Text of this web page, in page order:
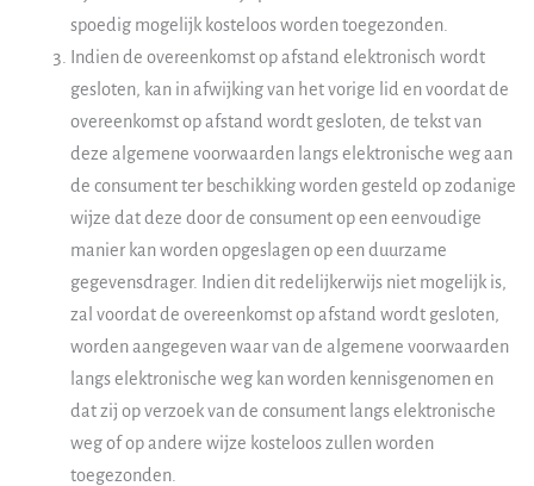
spoedig mogelijk kosteloos worden toegezonden.
Indien de overeenkomst op afstand elektronisch wordt
gesloten, kan in afwijking van het vorige lid en voordat de
overeenkomst op afstand wordt gesloten, de tekst van
deze algemene voorwaarden langs elektronische weg aan
de consument ter beschikking worden gesteld op zodanige
wijze dat deze door de consument op een eenvoudige
manier kan worden opgeslagen op een duurzame
gegevensdrager. Indien dit redelijkerwijs niet mogelijk is,
zal voordat de overeenkomst op afstand wordt gesloten,
worden aangegeven waar van de algemene voorwaarden
langs elektronische weg kan worden kennisgenomen en
dat zij op verzoek van de consument langs elektronische
weg of op andere wijze kosteloos zullen worden
toegezonden.